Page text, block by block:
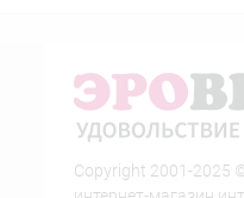
Copyright 2001-2025